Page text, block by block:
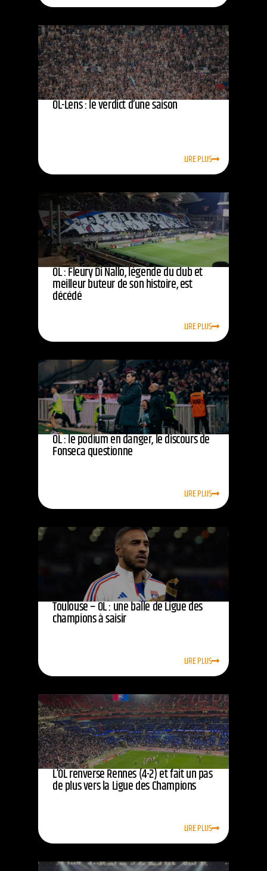
OL-Lens : le verdict d’une saison
LIRE PLUS
OL : Fleury Di Nallo, légende du club et
meilleur buteur de son histoire, est
décédé
LIRE PLUS
OL : le podium en danger, le discours de
Fonseca questionne
LIRE PLUS
Toulouse – OL : une balle de Ligue des
champions à saisir
LIRE PLUS
L’OL renverse Rennes (4-2) et fait un pas
de plus vers la Ligue des Champions
LIRE PLUS